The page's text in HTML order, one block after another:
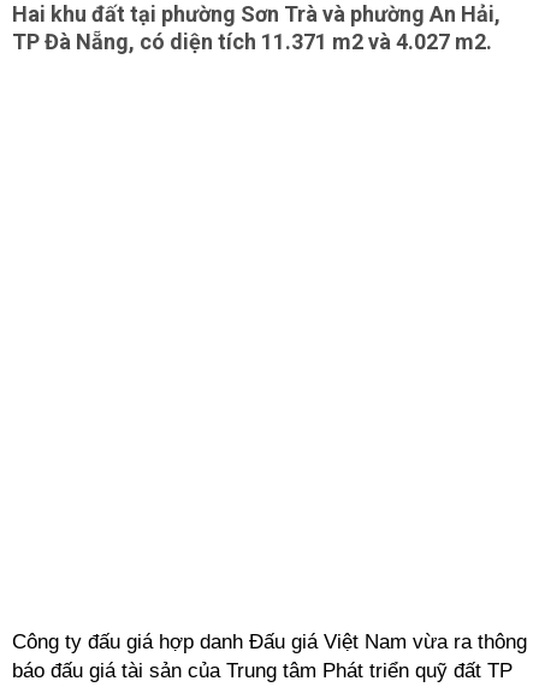
Hai khu đất tại phường Sơn Trà và phường An Hải,
TP Đà Nẵng, có diện tích 11.371 m2 và 4.027 m2.
Công ty đấu giá hợp danh Đấu giá Việt Nam vừa ra thông
báo đấu giá tài sản của Trung tâm Phát triển quỹ đất TP